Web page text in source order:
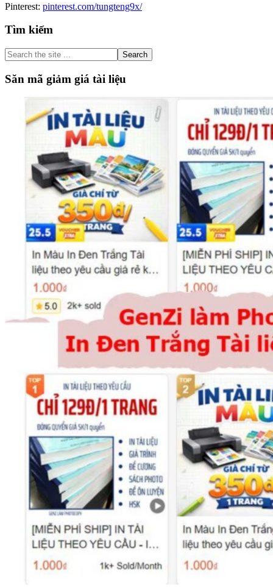
Pinterest: pinterest.com/tungteng9x/
Primary
Sidebar
Tìm kiếm
Search
the
site
...
Săn mã giảm giá tài liệu